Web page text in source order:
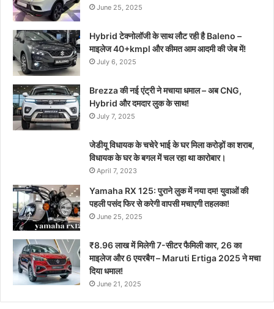
June 25, 2025
Hybrid टेक्नोलॉजी के साथ लौट रही है Baleno –
माइलेज 40+kmpl और कीमत आम आदमी की जेब में!
July 6, 2025
Brezza की नई एंट्री ने मचाया धमाल – अब CNG,
Hybrid और दमदार लुक के साथ!
July 7, 2025
जेडीयू विधायक के चचेरे भाई के घर मिला करोड़ों का शराब,
विधायक के घर के बगल में चल रहा था कारोबार।
April 7, 2023
Yamaha RX 125: पुराने लुक में नया दम! युवाओं की
पहली पसंद फिर से करेगी वापसी मचाएगी तहलका!
June 25, 2025
₹8.96 लाख में मिलेगी 7-सीटर फैमिली कार, 26 का
माइलेज और 6 एयरबैग – Maruti Ertiga 2025 ने मचा
दिया धमाल!
June 21, 2025